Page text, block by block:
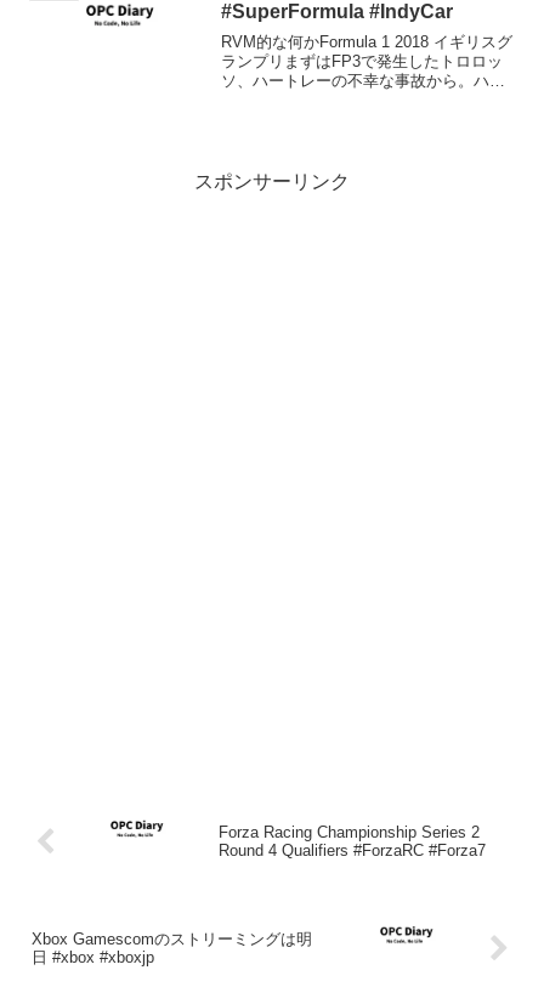
#SuperFormula #IndyCar
RVM的な何かFormula 1 2018 イギリスグ
ランプリまずはFP3で発生したトロロッ
ソ、ハートレーの不幸な事故から。ハー
スポンサーリンク
Forza Racing Championship Series 2
Round 4 Qualifiers #ForzaRC #Forza7
Xbox Gamescomのストリーミングは明
日 #xbox #xboxjp